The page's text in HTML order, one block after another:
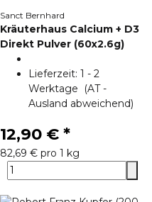
Sanct Bernhard
Kräuterhaus Calcium + D3
Direkt Pulver (60x2.6g)
Lieferzeit: 1 - 2
Werktage
(AT -
Ausland abweichend)
12,90 € *
82,69 € pro 1 kg